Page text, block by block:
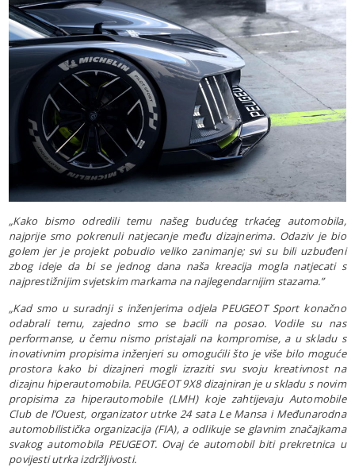
„Kako bismo odredili temu našeg budućeg trkaćeg automobila,
najprije smo pokrenuli natjecanje među dizajnerima. Odaziv je bio
golem jer je projekt pobudio veliko zanimanje; svi su bili uzbuđeni
zbog ideje da bi se jednog dana naša kreacija mogla natjecati s
najprestižnijim svjetskim markama na najlegendarnijim stazama.”
„Kad smo u suradnji s inženjerima odjela PEUGEOT Sport konačno
odabrali temu, zajedno smo se bacili na posao. Vodile su nas
performanse, u čemu nismo pristajali na kompromise, a u skladu s
inovativnim propisima inženjeri su omogućili što je više bilo moguće
prostora kako bi dizajneri mogli izraziti svu svoju kreativnost na
dizajnu hiperautomobila. PEUGEOT 9X8 dizajniran je u skladu s novim
propisima za hiperautomobile (LMH) koje zahtijevaju Automobile
Club de l’Ouest, organizator utrke 24 sata Le Mansa i Međunarodna
automobilistička organizacija (FIA), a odlikuje se glavnim značajkama
svakog automobila PEUGEOT. Ovaj će automobil biti prekretnica u
povijesti utrka izdržljivosti.